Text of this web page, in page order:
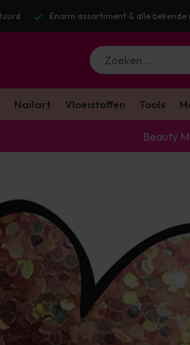
Gratis verzending v.a. €100 excl. BTW
Nailart Vloeistoffen Tools
Beauty